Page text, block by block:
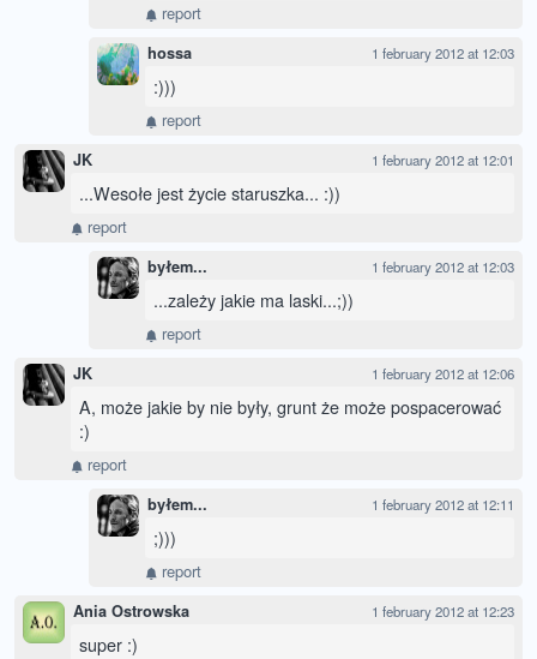
report
hossa 1 february 2012 at 12:03
:)))
report
JK 1 february 2012 at 12:01
...Wesołe jest życie staruszka... :))
report
byłem... 1 february 2012 at 12:03
...zależy jakie ma laski...;))
report
JK 1 february 2012 at 12:06
A, może jakie by nie były, grunt że może pospacerować
:)
report
byłem... 1 february 2012 at 12:11
;)))
report
Ania Ostrowska 1 february 2012 at 12:23
super :)